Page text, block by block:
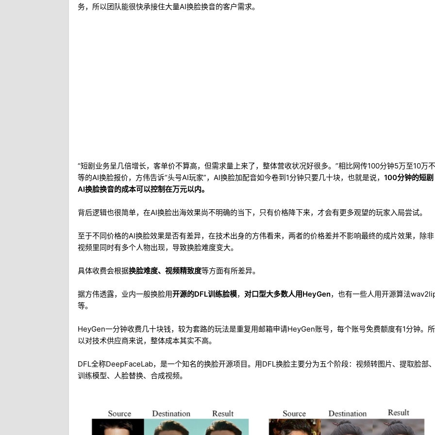
务，所以团队能很快承接住大量AI换脸换音的客户需求。
“短剧业务呈几倍增长，客单价不算高，但需求量上来了，整体营收状况好很多。”相比网传100分钟5万至10万不
等的AI换脸报价，方伟告诉“头号AI玩家”，AI换脸加配音如今卷到1分钟只要几十块，也就是说， 100分钟的短剧
AI换脸换音的成本可以控制在万元以内。
背后逻辑也很简单，在AI换脸出海效果尚不明确的当下，只有价格降下来，才会有更多观望的玩家入局尝试。
至于不同价格的AI换脸效果是否有差异，在技术出身的方伟看来，两者的价格差并不影响最终的成片效果，除非
视频里同时有多个人物出现，导致换脸难度变大。
具体收费会根据换脸难度、视频精致度等方面有所差异。
据方伟透露，业内一般换脸用开源的DFL训练脸模， 对口型大多数人用HeyGen，也有一些人用开源算法
等。
HeyGen一分钟收费几十块钱，较为套路的玩法是重复用邮箱申请HeyGen账号，每个账号免费额度有1分钟。所
以对技术供应商来说，整体成本其实不高。
DFL全称DeepFaceLab，是一个知名的换脸开源项目。用DFL换脸主要分为五个阶段：视频转图片、提取脸部
训练模型、人脸替换、合成视频。